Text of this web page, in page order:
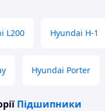
L200 Hyundai H-1
Hyundai Porter
Підшипники